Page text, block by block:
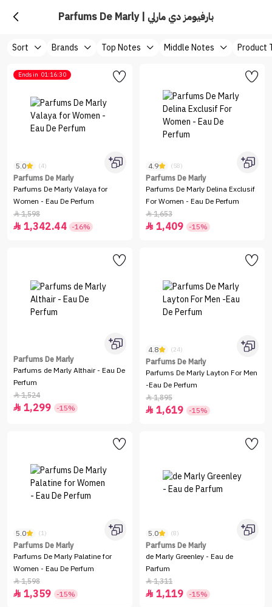
Parfums De Marly | بارفيومز دي مارلي
Sort Brands Top Notes Middle Notes Product
Ends in 01:16:30
5.0 (4)
Parfums De Marly
Parfums De Marly Valaya for
Women - Eau De Perfum
1,598
 1,342.44 -16%
4.9 (58)
Parfums De Marly
Parfums De Marly Delina Exclusif
For Women - Eau De Perfum
1,653
 1,409 -15%
Parfums De Marly
Parfums de Marly Althair - Eau De
Perfum
1,524
 1,299 -15%
4.8 (24)
Parfums De Marly
Parfums De Marly Layton For Men
-Eau De Perfum
1,895
 1,619 -15%
5.0 (1)
Parfums De Marly
Parfums De Marly Palatine for
Women - Eau De Perfum
1,598
 1,359 -15%
5.0 (8)
Parfums De Marly
de Marly Greenley - Eau de
Parfum
1,311
 1,119 -15%